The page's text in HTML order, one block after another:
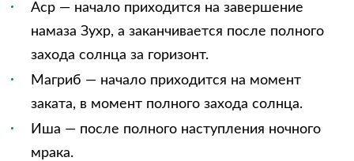
Аср — начало приходится на завершение
намаза Зухр, а заканчивается после полного
захода солнца за горизонт.
Магриб — начало приходится на момент
заката, в момент полного захода солнца.
Иша — после полного наступления ночного
мрака.